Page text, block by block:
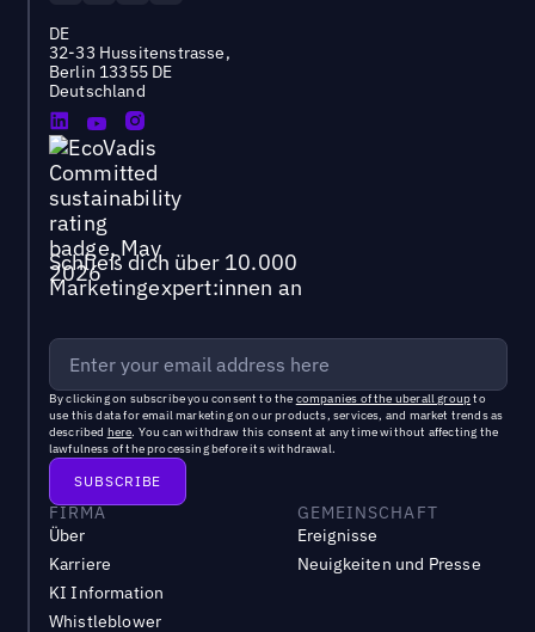
DE
32-33 Hussitenstrasse,
Berlin 13355 DE
Deutschland
Schließ dich über 10.000
Marketingexpert:innen an
By clicking on subscribe you consent to the companies of the uberall groupto
use this data for email marketing on our products, services, and market trends as
described here. You can withdraw this consent at any time without affecting the
lawfulness of the processing before its withdrawal.
FIRMA
Über
Karriere
KI Information
Whistleblower
GEMEINSCHAFT
Ereignisse
Neuigkeiten und Presse